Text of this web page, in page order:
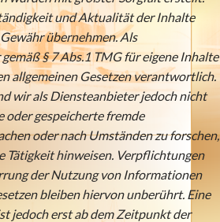
und Aktualität der Inhalte
übernehmen. Als
§ 7 Abs.1 TMG für eigene Inhalte
allgemeinen Gesetzen verantwortlich.
wir als Diensteanbieter jedoch nicht
gespeicherte fremde
oder nach Umständen zu forschen,
Tätigkeit hinweisen. Verpflichtungen
der Nutzung von Informationen
bleiben hiervon unberührt. Eine
jedoch erst ab dem Zeitpunkt der